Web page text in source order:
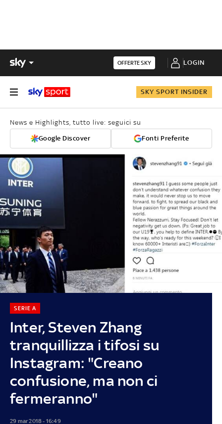
OFFERTE SKY LOGIN
SKY SPORT INSIDER
News e Highlights, tutto live: seguici su
Google Discover Fonti Preferite
Inter, Steven Zhang
tranquillizza i tifosi su
Instagram: "Creano
confusione, ma non ci
fermeranno"
SERIE A
29 mar 2018 - 16:49